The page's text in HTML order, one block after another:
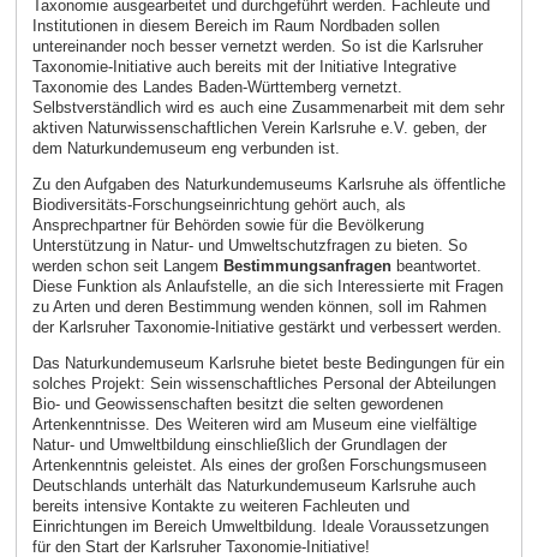
Taxonomie ausgearbeitet und durchgeführt werden. Fachleute und
Institutionen in diesem Bereich im Raum Nordbaden sollen
untereinander noch besser vernetzt werden. So ist die Karlsruher
Taxonomie-Initiative auch bereits mit der Initiative Integrative
Taxonomie des Landes Baden-Württemberg vernetzt.
Selbstverständlich wird es auch eine Zusammenarbeit mit dem sehr
aktiven Naturwissenschaftlichen Verein Karlsruhe e.V. geben, der
dem Naturkundemuseum eng verbunden ist.
Zu den Aufgaben des Naturkundemuseums Karlsruhe als öffentliche
Biodiversitäts-Forschungseinrichtung gehört auch, als
Ansprechpartner für Behörden sowie für die Bevölkerung
Unterstützung in Natur- und Umweltschutzfragen zu bieten. So
werden schon seit Langem Bestimmungsanfragenbeantwortet.
Diese Funktion als Anlaufstelle, an die sich Interessierte mit Fragen
zu Arten und deren Bestimmung wenden können, soll im Rahmen
der Karlsruher Taxonomie-Initiative gestärkt und verbessert werden.
Das Naturkundemuseum Karlsruhe bietet beste Bedingungen für ein
solches Projekt: Sein wissenschaftliches Personal der Abteilungen
Bio- und Geowissenschaften besitzt die selten gewordenen
Artenkenntnisse. Des Weiteren wird am Museum eine vielfältige
Natur- und Umweltbildung einschließlich der Grundlagen der
Artenkenntnis geleistet. Als eines der großen Forschungsmuseen
Deutschlands unterhält das Naturkundemuseum Karlsruhe auch
bereits intensive Kontakte zu weiteren Fachleuten und
Einrichtungen im Bereich Umweltbildung. Ideale Voraussetzungen
für den Start der Karlsruher Taxonomie-Initiative!